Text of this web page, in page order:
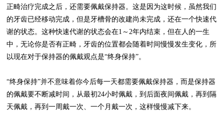
正畸治疗完成之后，还需要佩戴保持器。这是因为这时候，虽然我们
的牙齿已经移动完成，但是牙槽骨的改建尚未完成，还在一个快速代
谢的状态。这种快速代谢的状态会在1 ～ 2年内结束，但在人的一生
中，无论你是否有正畸，牙齿的位置都会随着时间慢慢发生变化，所
以现在对于保持器的佩戴观点是“终身保持”。
“终身保持”并不意味着你今后每一天都需要佩戴保持器，而是保持器
的佩戴要不断减时间，从最初24小时佩戴，到后面夜间佩戴，再到隔
天佩戴，再到一周戴一次、一个月戴一次，这样慢慢减下来。